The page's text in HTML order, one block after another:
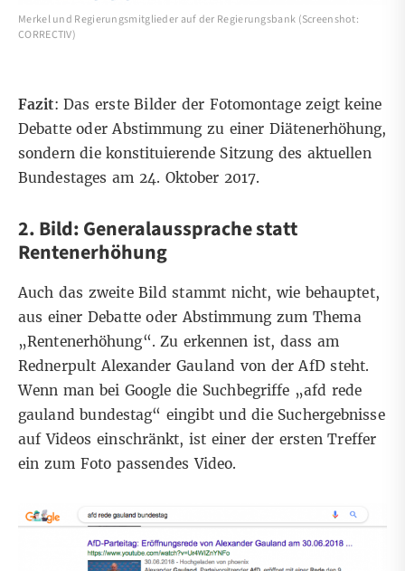
Merkel und Regierungsmitglieder auf der Regierungsbank (Screenshot:
CORRECTIV)
Fazit: Das erste Bilder der Fotomontage zeigt keine
Debatte oder Abstimmung zu einer Diätenerhöhung,
sondern die konstituierende Sitzung des aktuellen
Bundestages am 24. Oktober 2017.
2. Bild: Generalaussprache statt
Rentenerhöhung
Auch das zweite Bild stammt nicht, wie behauptet,
aus einer Debatte oder Abstimmung zum Thema
„Rentenerhöhung“. Zu erkennen ist, dass am
Rednerpult Alexander Gauland von der AfD steht.
Wenn man bei Google die Suchbegriffe „afd rede
gauland bundestag“ eingibt und die Suchergebnisse
auf Videos einschränkt, ist einer der ersten Treffer
ein zum Foto passendes Video.